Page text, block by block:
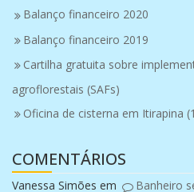
Balanço financeiro 2020
Balanço financeiro 2019
Cartilha gratuita sobre
agroflorestais (SAFs)
Oficina de cisterna em Itirapina
COMENTÁRIOS
Vanessa Simões em
Banheiro